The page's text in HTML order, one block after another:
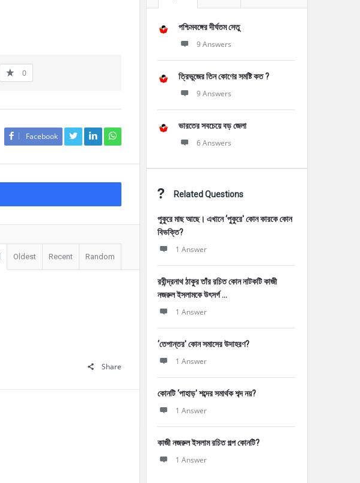
0
Facebook
Oldest Recent Random
Share
পশ্চিমবঙ্গের দীর্ঘতম সেতু
9 Answers
ত্রিভুজের তিন কোণের সমষ্টি কত ?
9 Answers
ভারতের সবচেয়ে বড় জেলা
6 Answers
Related Questions
পুকুরে মাছ আছে। এখানে ‘পুকুরে' কোন কারকে কোন
বিভক্তি?
1 Answer
রবীন্দ্রনাথ ঠাকুর তাঁর রচিত কোন নাটকটি কাজী
নজরুল ইসলামকে উৎসর্গ ...
1 Answer
‘তেপান্তর' কোন সমাসের উদাহরণ?
1 Answer
কোনটি ‘পাহাড়' শব্দের সমার্থক শব্দ নয়?
1 Answer
কাজী নজরুল ইসলাম রচিত গল্প কোনটি?
1 Answer